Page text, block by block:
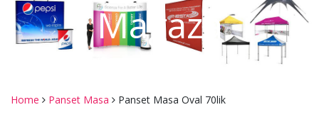
Mağaza
Home Panset Masa Panset Masa Oval 70lik